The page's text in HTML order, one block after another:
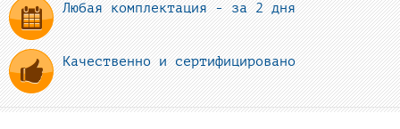
Любая комплектация - за 2 дня
Качественно и сертифицировано